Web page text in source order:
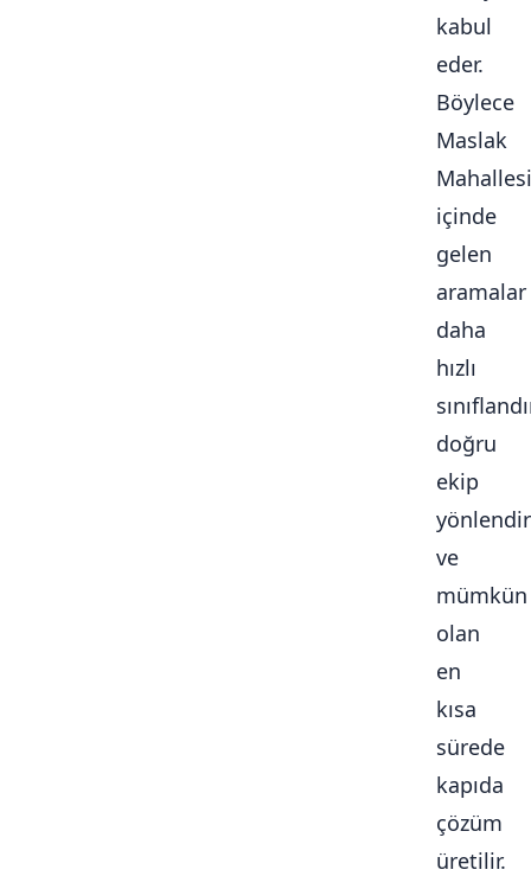
kabul
eder.
Böylece
Maslak
Mahallesi
içinde
gelen
aramalar
daha
hızlı
doğru
ekip
ve
mümkün
olan
en
kısa
sürede
kapıda
çözüm
üretilir.